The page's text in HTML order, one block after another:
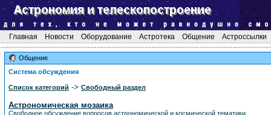
Главная Новости Оборудование Астротека Общение Астроссылки
Общение
Система обсуждения
Список категорий -> Свободный раздел
Астрономическая мозаика
Свободное обсуждение вопросов астрономической и космической тематики